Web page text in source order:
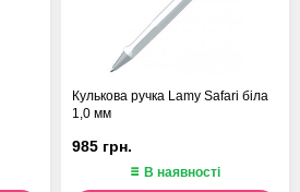
Кулькова ручка Lamy Safari біла
1,0 мм
985 грн.
В наявності